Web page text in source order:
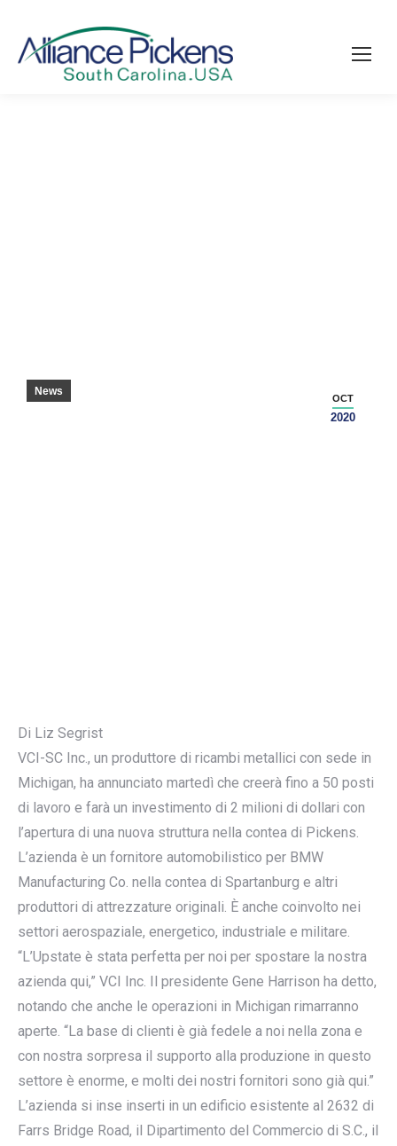
OCT
2020
News
Di Liz Segrist
VCI-SC Inc., un produttore di ricambi metallici con sede in
Michigan, ha annunciato martedì che creerà fino a 50 posti
di lavoro e farà un investimento di 2 milioni di dollari con
l’apertura di una nuova struttura nella contea di Pickens.
L’azienda è un fornitore automobilistico per BMW
Manufacturing Co. nella contea di Spartanburg e altri
produttori di attrezzature originali. È anche coinvolto nei
settori aerospaziale, energetico, industriale e militare.
“L’Upstate è stata perfetta per noi per spostare la nostra
azienda qui,” VCI Inc. Il presidente Gene Harrison ha detto,
notando che anche le operazioni in Michigan rimarranno
aperte. “La base di clienti è già fedele a noi nella zona e
con nostra sorpresa il supporto alla produzione in questo
settore è enorme, e molti dei nostri fornitori sono già qui.”
L’azienda si inse inserti in un edificio esistente al 2632 di
Farrs Bridge Road, il Dipartimento del Commercio di S.C., il